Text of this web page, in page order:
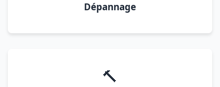
Dépannage
🔨